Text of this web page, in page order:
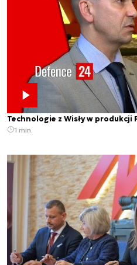
Technologie z Wisły w produkcji
1 min.